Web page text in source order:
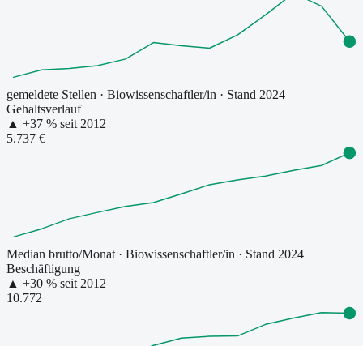
gemeldete Stellen · Biowissenschaftler/in · Stand 2024
Gehaltsverlauf
▲ +37 % seit 2012
5.737 €
Median brutto/Monat · Biowissenschaftler/in · Stand 2024
Beschäftigung
▲ +30 % seit 2012
10.772